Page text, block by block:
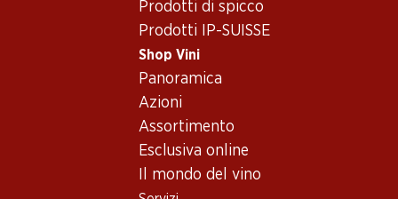
Prodotti di spicco
Prodotti IP-SUISSE
Shop Vini
Panoramica
Azioni
Assortimento
Esclusiva online
Il mondo del vino